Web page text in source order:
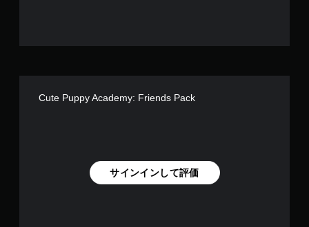
Cute Puppy Academy: Friends Pack
サインインして評価